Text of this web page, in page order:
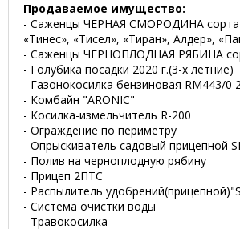
Продаваемое имущество:
- Cаженцы ЧЕРНАЯ СМОРОДИНА
«Тинес», «Тисел», «Тиран», Алдер»,
- Cаженцы ЧЕРНОПЛОДНАЯ РЯБИНА
- Голубика посадки 2020 г.(3-х летние)
- Газонокосилка бензиновая RM443/0
- Комбайн "ARONIC"
- Косилка-измельчитель R-200
- Ограждение по периметру
- Опрыскиватель садовый прицепной
- Полив на черноплодную рябину
- Прицеп 2ПТС
- Распылитель
- Система очистки воды
- Травокосилка